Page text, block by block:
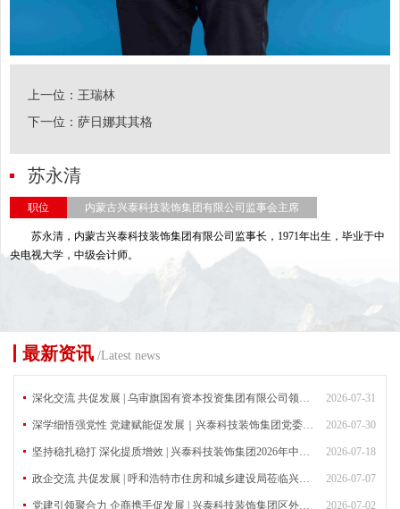
上一位： 王瑞林
下一位： 萨日娜其其格
苏永清
职位 内蒙古兴泰科技装饰集团有限公司监事会主席
苏永清，内蒙古兴泰科技装饰集团有限公司监事长，1971年出生，毕业于中
央电视大学，中级会计师。
最新资讯 /Latest news
2026-07-31
深化交流 共促发展 | 乌审旗国有资本投资集团有限公司领导莅临兴泰科技装饰集团考察指导
2026-07-30
深学细悟强党性 党建赋能促发展｜兴泰科技装饰集团党委召开专题宣讲会
2026-07-18
坚持稳扎稳打 深化提质增效 | 兴泰科技装饰集团2026年中工作会议圆满召开
2026-07-07
政企交流 共促发展 | 呼和浩特市住房和城乡建设局莅临兴泰科技装饰集团考察交流
2026-07-02
党建引领聚合力 企商携手促发展 | 兴泰科技装饰集团区外公司联合党支部与安徽省内蒙古商会开展党建共建活动